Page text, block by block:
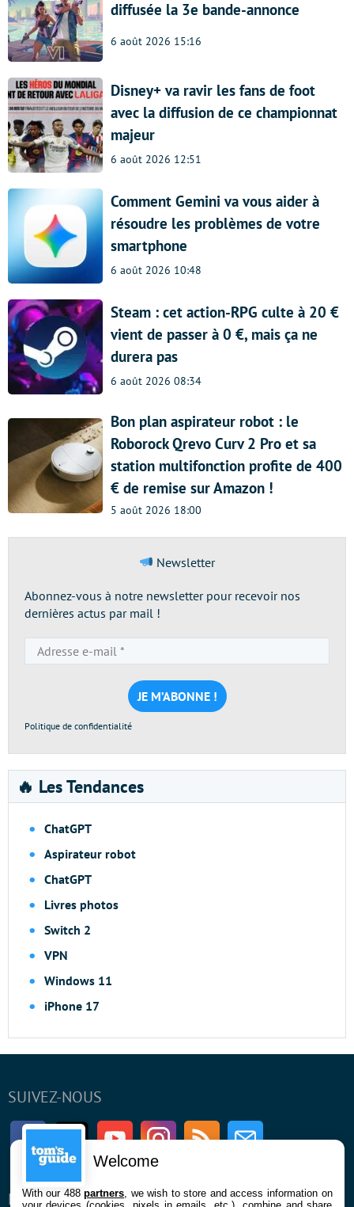
diffusée la 3e bande-annonce
6 août 2026 15:16
Disney+ va ravir les fans de foot
avec la diffusion de ce championnat
majeur
6 août 2026 12:51
Comment Gemini va vous aider à
résoudre les problèmes de votre
smartphone
6 août 2026 10:48
Steam : cet action-RPG culte à 20 €
vient de passer à 0 €, mais ça ne
durera pas
6 août 2026 08:34
Bon plan aspirateur robot : le
Roborock Qrevo Curv 2 Pro et sa
station multifonction profite de 400
€ de remise sur Amazon !
5 août 2026 18:00
Newsletter
Abonnez-vous à notre newsletter pour recevoir nos
dernières actus par mail !
e-
mail
*
Politique de confidentialité
🔥 Les Tendances
ChatGPT
Aspirateur robot
ChatGPT
Livres photos
Switch 2
VPN
Windows 11
iPhone 17
SUIVEZ-NOUS
FacebookTwitter Youtube InstagramRSS Newsletter
ENTREPRISE À PROPOS
Welcome
With our 488partners , we wish to store and access information on
your devices (cookies, pixels in emails, etc.), combine and share